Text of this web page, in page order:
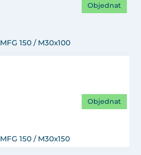
MFG 150 / M30x100
Objednat
MFG 150 / M30x150
Objednat